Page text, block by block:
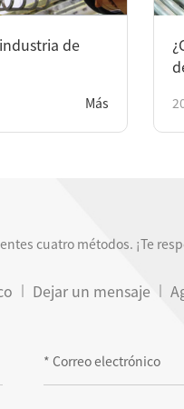
de
Más
cuatro métodos. ¡Te
Dejar un mensaje